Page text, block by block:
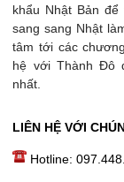
khẩu Nhật Bản
sang sang Nhật
tâm tới các
hệ với Thành Đô
nhất.
LIÊN HỆ VỚI
Hotline: